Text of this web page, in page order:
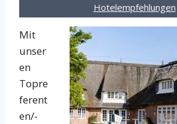
Hotelempfehlungen
Mit
unser
en
Topre
ferent
en/-